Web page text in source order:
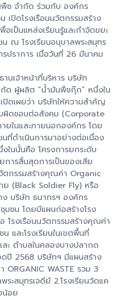
ช จำกัด ร่วมกับ องค์กร
ปิดโรงเรือนนวัตกรรมสร้าง
เป็นแหล่งเรียนรู้และกำจัดขยะ
น ณ โรงเรียนอนุบาลพระสมุทร
ปราการ เมื่อวันที่ 26 มีนาคม
านเจ้าหน้าที่บริหาร บริษัท
ผู้ผลิต “น้ำมันพืชกุ๊ก” หนึ่งใน
ดเผยว่า บริษัทให้ความสำคัญ
ผิดชอบต่อสังคม (Corporate
ยในและภายนอกองค์กร โดย
นที่ดำเนินการมาอย่างต่อเนื่อง
ในนั้นคือ โครงการยกระดับ
ารสิ้นสุดการเป็นของเสีย
ตกรรมสร้างคุณค่า Organic
(Black Soldier Fly) หรือ
ง บริษัท ธนากรฯ องค์กร
มชน โดยมีแผนก่อสร้างโรง
โรงเรือนนวัตกรรมสร้างคุณค่า
และโรงเรียนในเขตพื้นที่
ะ ตำบลในคลองบางปลากด
ดปี 2568 บริษัทฯ มีแผนสร้าง
ORGANIC WASTE รวม 3
ระสมุทรเจดีย์ 2.โรงเรียนวัดแค
น้อย